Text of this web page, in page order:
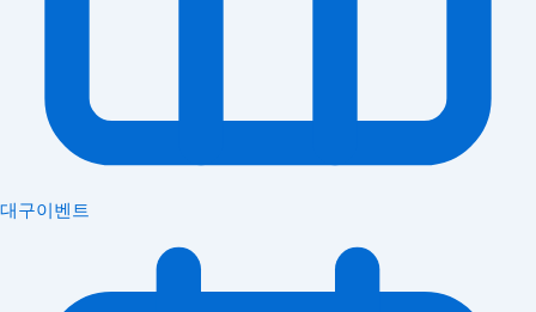
대구이벤트